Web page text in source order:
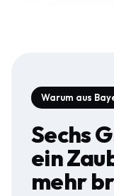
Warum aus
Sechs
ein
mehr